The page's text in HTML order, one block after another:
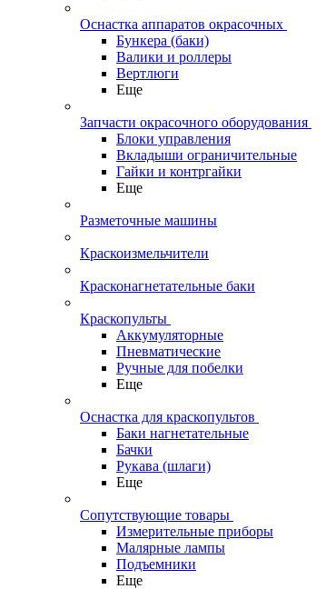
Оснастка аппаратов окрасочных
Бункера (баки)
Валики и роллеры
Вертлюги
Еще
Запчасти окрасочного оборудования
Блоки управления
Вкладыши ограничительные
Гайки и контргайки
Еще
Разметочные машины
Краскоизмельчители
Красконагнетательные баки
Краскопульты
Аккумуляторные
Пневматические
Ручные для побелки
Еще
Оснастка для краскопультов
Баки нагнетательные
Бачки
Рукава (шлаги)
Еще
Сопутствующие товары
Измерительные приборы
Малярные лампы
Подъемники
Еще